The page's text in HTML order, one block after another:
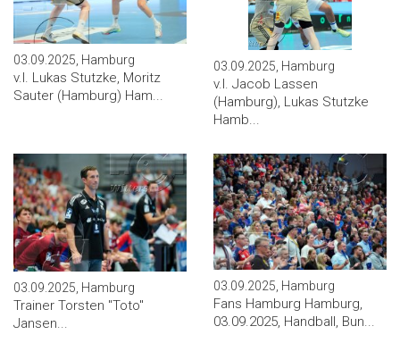
03.09.2025, Hamburg
v.l. Lukas Stutzke, Moritz
Sauter (Hamburg) Ham...
03.09.2025, Hamburg
v.l. Jacob Lassen
(Hamburg), Lukas Stutzke
Hamb...
03.09.2025, Hamburg
Trainer Torsten ''Toto''
Jansen...
03.09.2025, Hamburg
Fans Hamburg Hamburg,
03.09.2025, Handball, Bun...